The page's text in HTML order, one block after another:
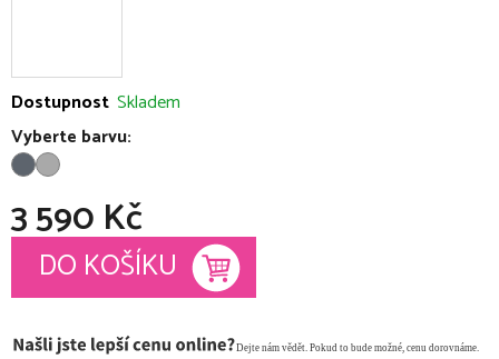
Dostupnost Skladem
Vyberte barvu:
3 590 Kč
Měrná cena:
DO KOŠÍKU